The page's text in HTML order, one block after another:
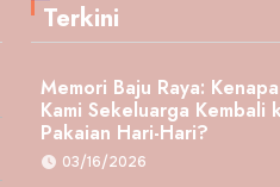
Terkini
Memori Baju Raya:
Kami Sekeluarga Kembali
Pakaian Hari-Hari?
03/16/2026